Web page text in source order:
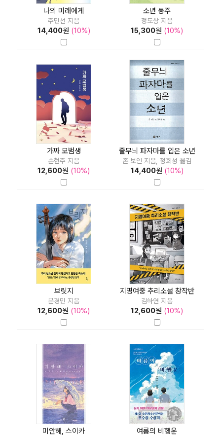
나의 미래에게
주민선 지음
14,400원 (10%)
소년 동주
정도상 지음
15,300원 (10%)
가짜 모범생
손현주 지음
12,600원 (10%)
줄무늬 파자마를 입은 소년
존 보인 지음, 정회성 옮김
14,400원 (10%)
브릿지
문경민 지음
12,600원 (10%)
지명여중 추리소설 창작반
김하연 지음
12,600원 (10%)
미안해, 스이카 여름의 비행운